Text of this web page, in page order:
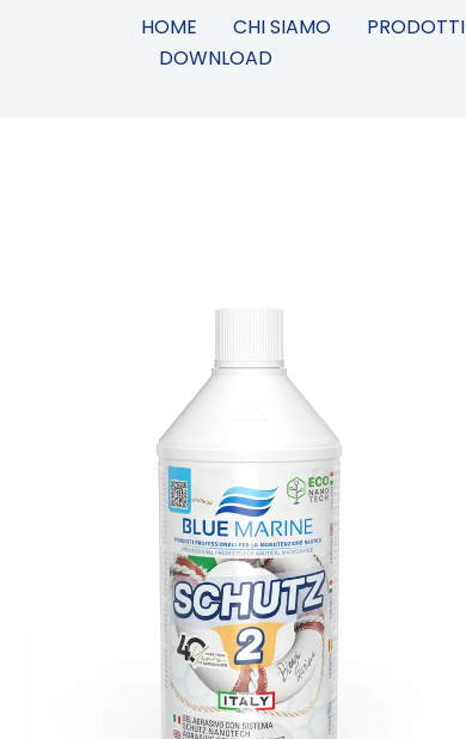
HOME CHI SIAMO PRODOTTI
DOWNLOAD